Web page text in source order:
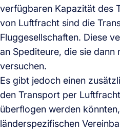
verfügbaren Kapazität des
von Luftfracht sind die
Fluggesellschaften. Diese
an Spediteure, die sie dann
versuchen.
Es gibt jedoch einen
den Transport per
überflogen werden
länderspezifischen